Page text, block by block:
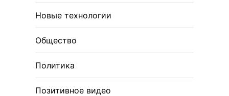
Новые технологии
Общество
Политика
Позитивное видео